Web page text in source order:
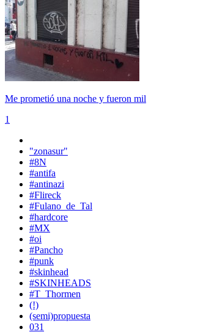
Me prometió una noche y fueron mil
1
"zonasur"
#8N
#antifa
#antinazi
#Flireck
#Fulano_de_Tal
#hardcore
#MX
#oi
#Pancho
#punk
#skinhead
#SKINHEADS
#T_Thormen
(!)
(semi)propuesta
031